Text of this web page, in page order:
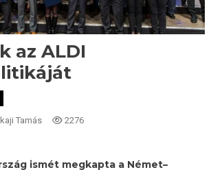
az ALDI
Tamás 2276
ismét megkapta a Német–